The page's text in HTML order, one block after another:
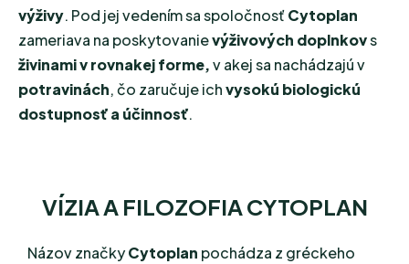
výživy. Pod jej vedením sa spoločnosťCytoplan
zameriava na poskytovanievýživových doplnkovs
živinami v rovnakej forme,v akej sa nachádzajú v
potravinách, čo zaručuje ichvysokú biologickú
dostupnosť a účinnosť.
VÍZIA A FILOZOFIA CYTOPLAN
Názov značkyCytoplan pochádza z gréckeho